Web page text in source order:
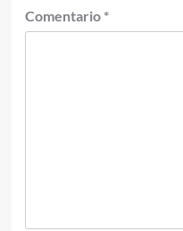
Comentario *